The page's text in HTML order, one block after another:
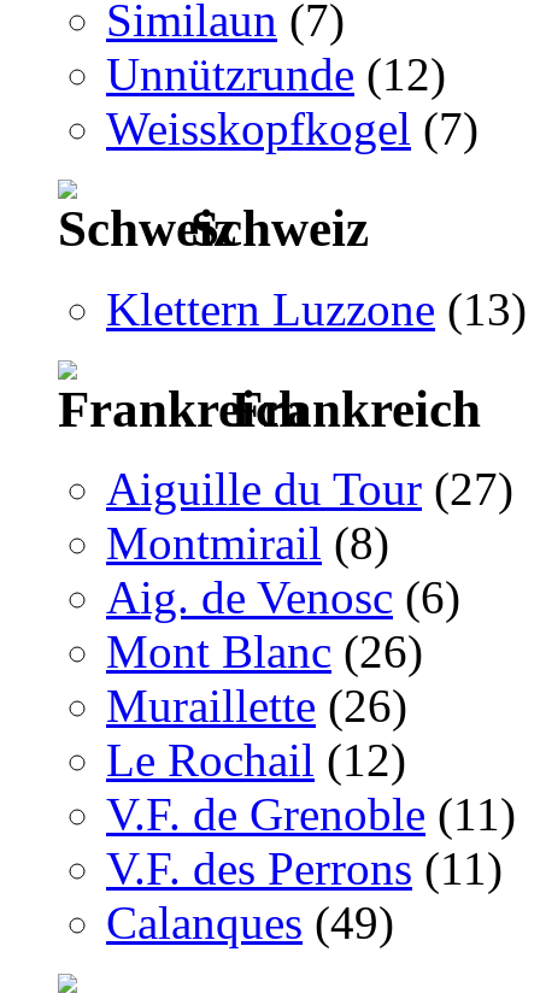
Similaun (7)
Unnützrunde (12)
Weisskopfkogel (7)
Schweiz
Klettern Luzzone (13)
Frankreich
Aiguille du Tour (27)
Montmirail (8)
Aig. de Venosc (6)
Mont Blanc (26)
Muraillette (26)
Le Rochail (12)
V.F. de Grenoble (11)
V.F. des Perrons (11)
Calanques (49)